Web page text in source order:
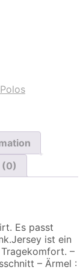
(0)
Es passt
ist ein
–
– Ärmel :